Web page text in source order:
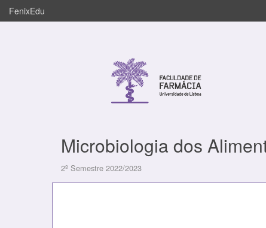
FenixEdu
Microbiologia dos
2º Semestre 2022/2023